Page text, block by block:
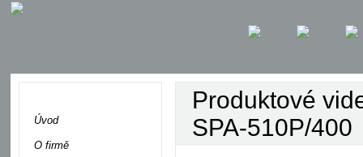
Úvod
O firmě
Produktové
SPA-510P/400